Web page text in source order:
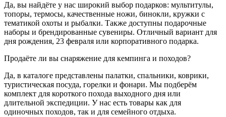
Да, вы найдёте у нас широкий выбор подарков: мультитулы,
топоры, термосы, качественные ножи, бинокли, кружки с
тематикой охоты и рыбалки. Также доступны подарочные
наборы и брендированные сувениры. Отличный вариант для
дня рождения, 23 февраля или корпоративного подарка.
Продаёте ли вы снаряжение для кемпинга и походов?
Да, в каталоге представлены палатки, спальники, коврики,
туристическая посуда, горелки и фонари. Мы подберём
комплект для короткого похода выходного дня или
длительной экспедиции. У нас есть товары как для
одиночных походов, так и для семейного отдыха.